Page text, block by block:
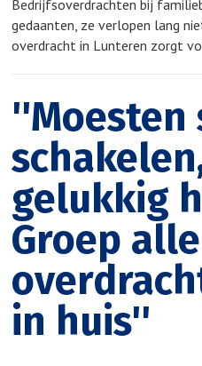
Bedrijfsoverdrachten bij
gedaanten, ze verlopen lang
overdracht in Lunteren zorgt
''Moesten
gelukkig
Groep alle
in huis''